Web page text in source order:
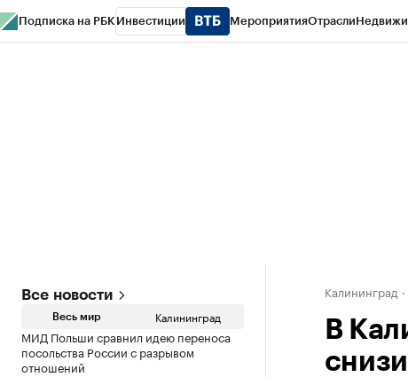
Подписка на РБК Инвестиции МероприятияОтрасли
Все новости
Весь мир Калининград
МИД Польши сравнил идею переноса
посольства России с разрывом
отношений
Калининград
В